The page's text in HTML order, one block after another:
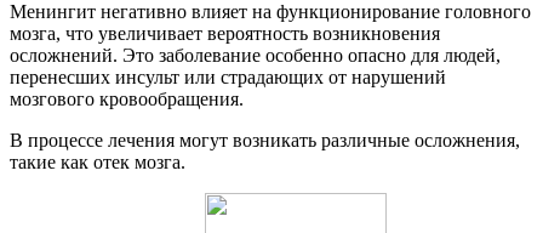
Менингит негативно влияет на функционирование головного
мозга, что увеличивает вероятность возникновения
осложнений. Это заболевание особенно опасно для людей,
перенесших инсульт или страдающих от нарушений
мозгового кровообращения.
В процессе лечения могут возникать различные осложнения,
такие как отек мозга.